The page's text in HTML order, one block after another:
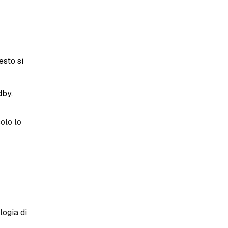
si
lo
di